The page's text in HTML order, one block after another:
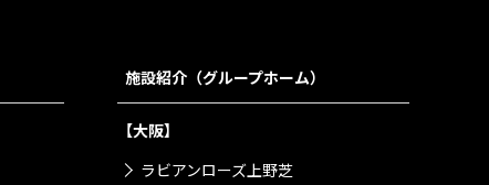
施設紹介（グループホーム）
【大阪】
ラビアンローズ上野芝